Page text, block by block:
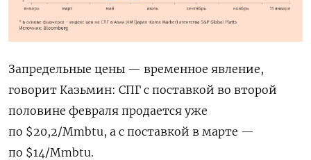
Запредельные цены — временное явление,
говорит Казьмин: СПГ с поставкой во второй
половине февраля продается уже
по $20,2/Mmbtu, а с поставкой в марте —
по $14/Mmbtu.